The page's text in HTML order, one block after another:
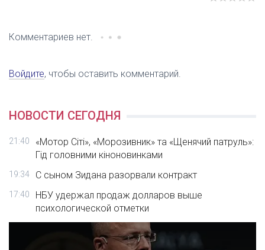
Комментариев нет.
Войдите, чтобы оставить комментарий.
НОВОСТИ СЕГОДНЯ
21:40
«Мотор Сіті», «Морозивник» та «Щенячий патруль»:
Гід головними кіноновинками
19:34 С сыном Зидана разорвали контракт
17:40
НБУ удержал продаж долларов выше
психологической отметки